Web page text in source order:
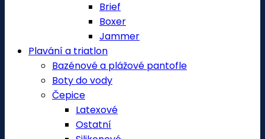
Brief
Boxer
Jammer
Plavání a triatlon
Bazénové a plážové pantofle
Boty do vody
Čepice
Latexové
Ostatní